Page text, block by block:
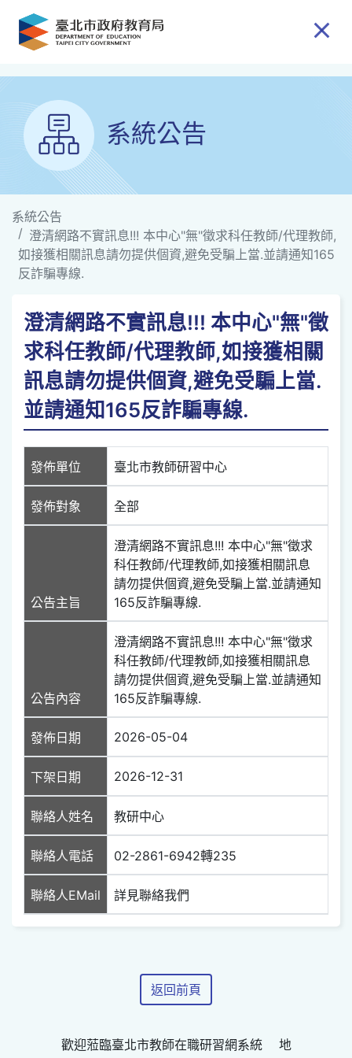
跳到主要內容
系統公告
系統公告
澄清網路不實訊息!!! 本中心"無"徵求科任教師/代理教師,
如接獲相關訊息請勿提供個資,避免受騙上當.並請通知165
反詐騙專線.
澄清網路不實訊息!!! 本中心"無"徵
求科任教師/代理教師,如接獲相關
訊息請勿提供個資,避免受騙上當.
並請通知165反詐騙專線.
發佈單位 臺北市教師研習中心
發佈對象 全部
公告主旨
澄清網路不實訊息!!! 本中心"無"徵求
科任教師/代理教師,如接獲相關訊息
請勿提供個資,避免受騙上當.並請通知
165反詐騙專線.
公告內容
澄清網路不實訊息!!! 本中心"無"徵求
科任教師/代理教師,如接獲相關訊息
請勿提供個資,避免受騙上當.並請通知
165反詐騙專線.
發佈日期 2026-05-04
下架日期 2026-12-31
聯絡人姓名 教研中心
聯絡人電話 02-2861-6942轉235
聯絡人EMail 詳見聯絡我們
返回前頁
歡迎蒞臨臺北市教師在職研習網系統 地